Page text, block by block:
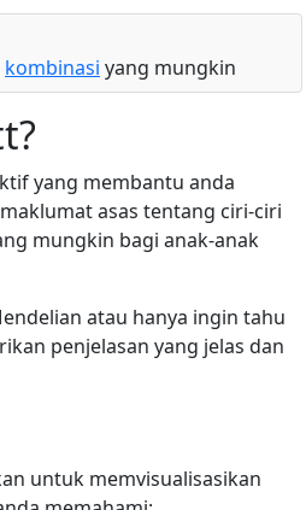
kombinasi yang mungkin
yang membantu anda
asas tentang ciri-ciri
mungkin bagi anak-anak
atau hanya ingin tahu
penjelasan yang jelas dan
untuk memvisualisasikan